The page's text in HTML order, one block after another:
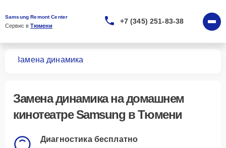
Samsung Remont Center
Сервис в Тюмени
+7 (345) 251-83-38
Замена динамика
Замена динамикана домашнем
кинотеатре Samsung в Тюмени
Диагностика бесплатно